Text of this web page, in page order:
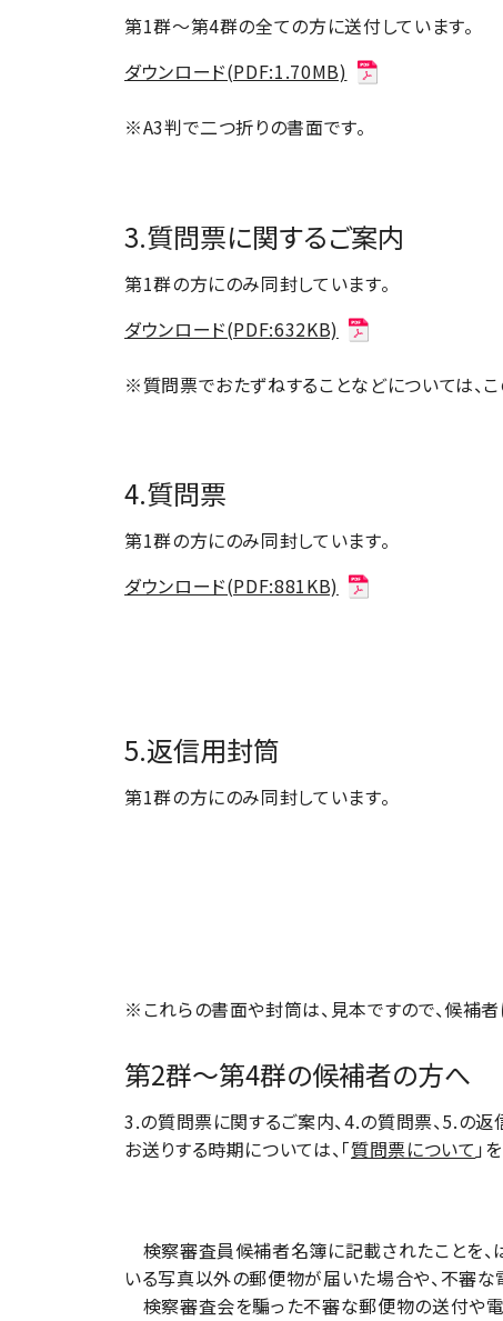
第1群～第4群の全ての方に送付しています。
ダウンロード(PDF:1.70MB)
※A3判で二つ折りの書面です。
3.質問票に関するご案内
第1群の方にのみ同封しています。
ダウンロード(PDF:632KB)
※質問票でおたずねすることなどについては、こ
4.質問票
第1群の方にのみ同封しています。
ダウンロード(PDF:881KB)
5.返信用封筒
第1群の方にのみ同封しています。
※これらの書面や封筒は、見本ですので、候補
第2群～第4群の候補者の方へ
3.の質問票に関するご案内、4.の質問票、5.の返
お送りする時期については、「質問票について」
検察審査員候補者名簿に記載されたことを、
いる写真以外の郵便物が届いた場合や、不審な
検察審査会を騙った不審な郵便物の送付や電